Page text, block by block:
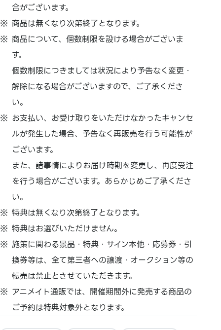
合がございます。
商品は無くなり次第終了となります。
商品について、個数制限を設ける場合がございま
す。
個数制限につきましては状況により予告なく変更・
解除になる場合がございますので、ご了承くださ
い。
お支払い、 お受け取りをいただけなかったキャンセ
ルが発生した場合、 予告なく再販売を行う可能性が
ございます。
また、諸事情によりお届け時期を変更し、再度受注
を行う場合がございます。あらかじめご了承くださ
い。
特典は無くなり次第終了となります。
特典はお選びいただけません。
施策に関わる景品・特典・サイン本他・応募券・引
換券等は、全て第三者への譲渡・ オークション等の
転売は禁止とさせていただきます。
アニメイト通販では、 開催期間外に発売する商品の
ご予約は特典対象外となります。